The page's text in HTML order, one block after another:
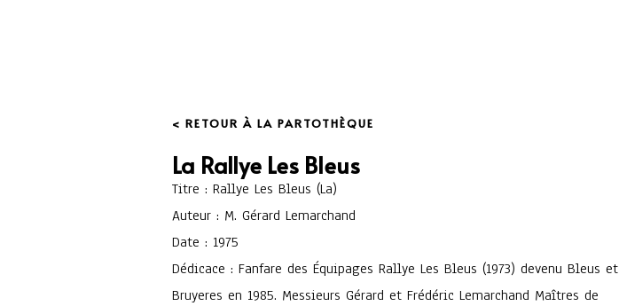
< RETOUR À LA PARTOTHÈQUE
La Rallye Les Bleus
Titre : Rallye Les Bleus (La)
Auteur : M. Gérard Lemarchand
Date : 1975
Dédicace : Fanfare des Équipages Rallye Les Bleus (1973) devenu Bleus et
Bruyeres en 1985. Messieurs Gérard et Frédéric Lemarchand Maîtres de